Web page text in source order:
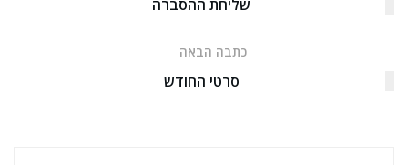
שליחת ההסברה
כתבה הבאה
סרטי החודש